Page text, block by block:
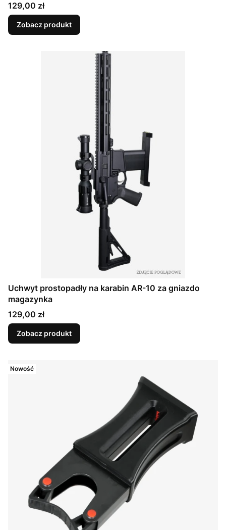
Cena
129,00 zł
Zobacz produkt
Uchwyt prostopadły na karabin AR-10 za gniazdo
magazynka
Cena
129,00 zł
Zobacz produkt
Nowość